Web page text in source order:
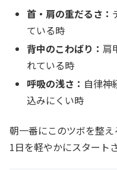
首・肩の重だるさ：
ている時
背中のこわばり：肩
れている時
呼吸の浅さ： 自律神
込みにくい時
朝一番にこのツボを整え
1日を軽やかにスタート